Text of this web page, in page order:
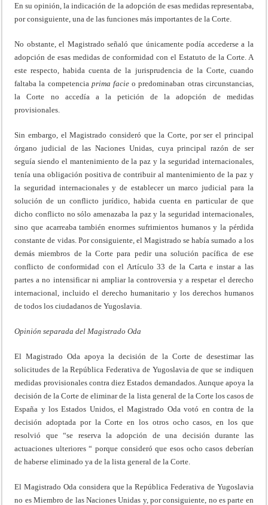
En su opinión, la indicación de la adopción de esas medidas representaba,
por consiguiente, una de las funciones más importantes de la Corte.
No obstante, el Magistrado señaló que únicamente podía accederse a la
adopción de esas medidas de conformidad con el Estatuto de la Corte. A
este respecto, habida cuenta de la jurisprudencia de la Corte, cuando
faltaba la competencia primafacie o predominaban otras circunstancias,
la Corte no accedía a la petición de la adopción de medidas
provisionales.
Sin embargo, el Magistrado consideró que la Corte, por ser el principal
órgano judicial de las Naciones Unidas, cuya principal razón de ser
seguía siendo el mantenimiento de la paz y la seguridad internacionales,
tenía una obligación positiva de contribuir al mantenimiento de la paz y
la seguridad internacionales y de establecer un marco judicial para la
solución de un conflicto jurídico, habida cuenta en particular de que
dicho conflicto no sólo amenazaba la paz y la seguridad internacionales,
sino que acarreaba también enormes sufrimientos humanos y la pérdida
constante de vidas. Por consiguiente, el Magistrado se había sumado a los
demás miembros de la Corte para pedir una solución pacífica de ese
conflicto de conformidad con el Artículo 33 de la Carta e instar a las
partes a no intensificar ni ampliar la controversia y a respetar el derecho
internacional, incluido el derecho humanitario y los derechos humanos
de todos los ciudadanos de Yugoslavia.
Opinión separada del Magistrado Oda
El Magistrado Oda apoya la decisión de la Corte de desestimar las
solicitudes de la República Federativa de Yugoslavia de que se indiquen
medidas provisionales contra diez Estados demandados. Aunque apoya la
decisión de la Corte de eliminar de la lista general de la Corte los casos de
España y los Estados Unidos, el Magistrado Oda votó en contra de la
decisión adoptada por la Corte en los otros ocho casos, en los que
resolvió que “se reserva la adopción de una decisión durante las
actuaciones ulteriores “ porque consideró que esos ocho casos deberían
de haberse eliminado ya de la lista general de la Corte.
El Magistrado Oda considera que la República Federativa de Yugoslavia
no es Miembro de las Naciones Unidas y, por consiguiente, no es parte en